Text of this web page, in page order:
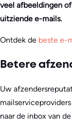
veel afbeeldingen
uitziende e-mails.
Ontdek de beste e-
Betere
Uw
naar de inbox van